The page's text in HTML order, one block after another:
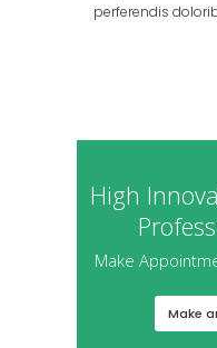
perferendis
High
Make
Make